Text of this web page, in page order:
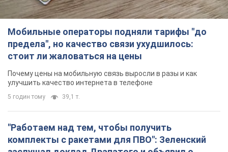
"Работаем над тем, чтобы получить
комплекты с ракетами для ПВО": Зеленский
заслушал доклад Драпатого и объявил о
вопросы в украинской армии
В оккупированной Ялте прогремели мощные
взрывы: поднимается черный дым. Фото и
видео